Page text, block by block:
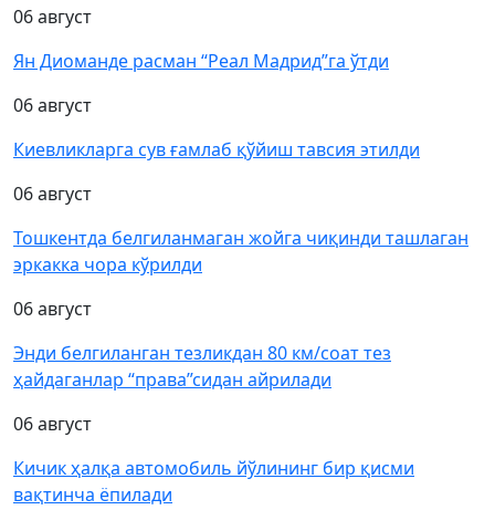
06 август
Ян Диоманде расман “Реал Мадрид”га ўтди
06 август
Киевликларга сув ғамлаб қўйиш тавсия этилди
06 август
Тошкентда белгиланмаган жойга чиқинди ташлаган
эркакка чора кўрилди
06 август
Энди белгиланган тезликдан 80 км/соат тез
ҳайдаганлар “права”сидан айрилади
06 август
Кичик ҳалқа автомобиль йўлининг бир қисми
вақтинча ёпилади